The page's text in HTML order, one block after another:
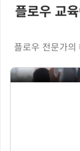
플로우 교
플로우 전문가
실무 사례로
컨설턴트가 직접 설
구조와 협